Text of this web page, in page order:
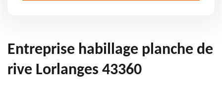
Entreprise habillage planche de
rive Lorlanges 43360